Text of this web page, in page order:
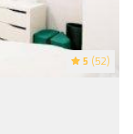
5 (52)